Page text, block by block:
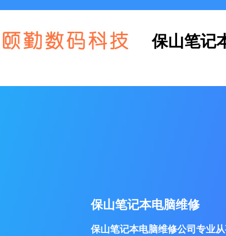
保山笔记
保山笔记本电脑维修
保山笔记本电脑维修公司专业